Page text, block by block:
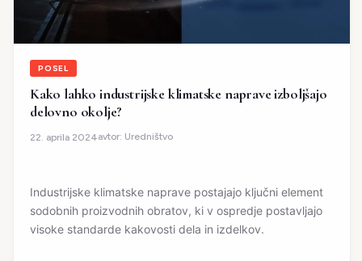
POSEL
Kako lahko industrijske klimatske naprave izboljšajo
delovno okolje?
22. aprila 2024avtor: Uredništvo
Industrijske klimatske naprave postajajo ključni element
sodobnih proizvodnih obratov, ki v ospredje postavljajo
visoke standarde kakovosti dela in izdelkov.